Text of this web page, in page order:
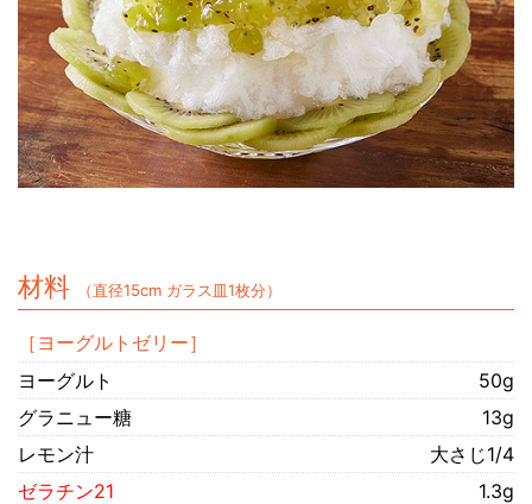
材料 （直径15cm ガラス皿1枚分）
［ヨーグルトゼリー］
ヨーグルト
50g
グラニュー糖
13g
レモン汁
大さじ1/4
ゼラチン21
1.3g